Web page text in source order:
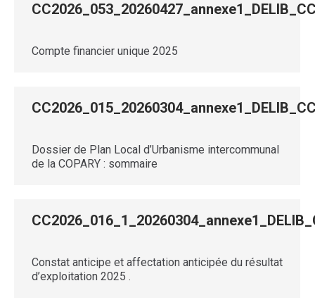
Compte financier unique 2025
Dossier de Plan Local d’Urbanisme intercommunal
de la COPARY : sommaire
Constat anticipe et affectation anticipée du résultat
d’exploitation 2025 .